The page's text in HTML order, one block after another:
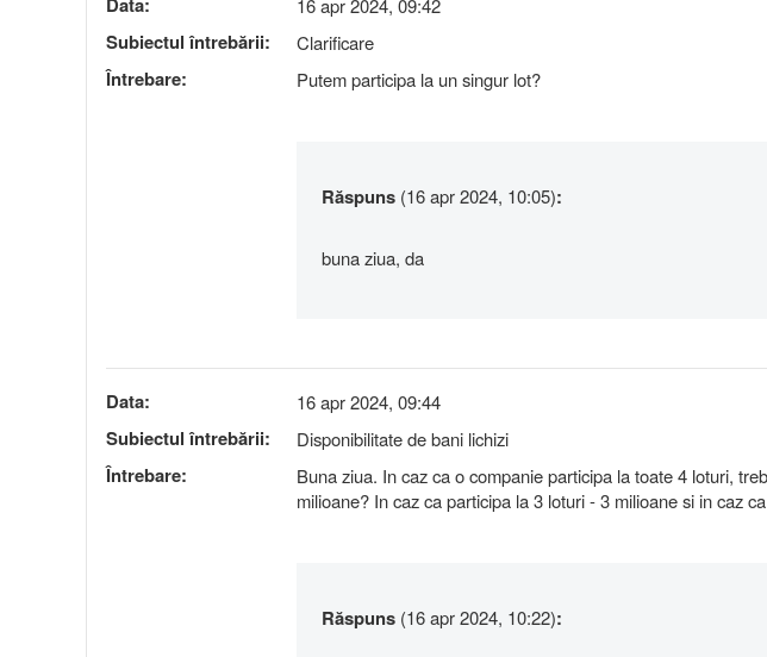
16 apr 2024, 09:42
Subiectul întrebării: Clarificare
Întrebare: Putem participa la un singur lot?
Răspuns (16 apr 2024, 10:05):
buna ziua, da
Data: 16 apr 2024, 09:44
Subiectul întrebării: Disponibilitate de bani lichizi
Întrebare:
Buna ziua. In caz ca o companie participa la toate 4 loturi,
milioane? In caz ca participa la 3 loturi - 3 milioane si in caz
Răspuns (16 apr 2024, 10:22):